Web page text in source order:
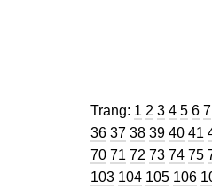
Trang: Trang
1 Trang
2 Trang
3 Trang
4 5 6 7
36 Trang
37 Trang
38 Trang
39 Trang
40 41
70 Trang
71 Trang
72 Trang
73 Trang
74 75
Trang
103 Trang
104 Trang
105 Trang
106